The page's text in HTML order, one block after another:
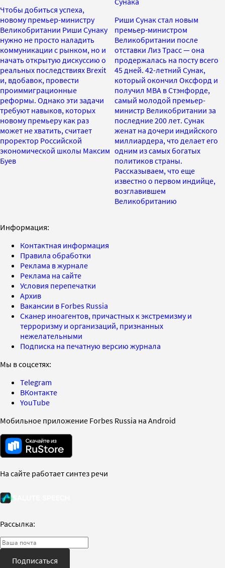
Чтобы добиться успеха,
новому премьер-министру
Великобритании Риши Сунаку
нужно не просто наладить
коммуникации с рынком, но и
начать открытую дискуссию о
реальных последствиях Brexit
и, вдобавок, провести
проиммиграционные
реформы. Однако эти задачи
требуют навыков, которых
новому премьеру как раз
может не хватить, считает
проректор Российской
экономической школы Максим
Буев
Риши Сунак стал новым
премьер-министром
Великобритании после
отставки Лиз Трасс — она
продержалась на посту всего
45 дней. 42-летний Сунак,
который окончил Оксфорд и
получил MBA в Стэнфорде,
самый молодой премьер-
министр Великобритании за
последние 200 лет. Сунак
женат на дочери индийского
миллиардера, что делает его
одним из самых богатых
политиков страны.
Рассказываем, что еще
известно о первом индийце,
возглавившем
Великобританию
Информация:
Контактная информация
Правила обработки
Реклама в журнале
Реклама на сайте
Условия перепечатки
Архив
Вакансии в Forbes Russia
Сканер иноагентов, причастных к экстремизму и
терроризму и организаций, признанных
нежелательными
Подписка на печатную версию журнала
Мы в соцсетях:
Telegram
ВКонтакте
YouTube
Мобильное приложение Forbes Russia на Android
На сайте работает синтез речи
Рассылка:
Подписаться